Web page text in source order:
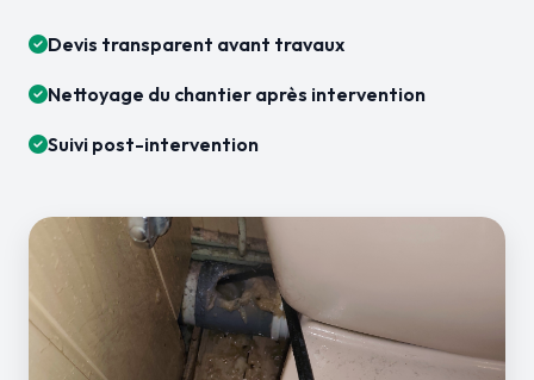
Devis transparent avant travaux
Nettoyage du chantier après intervention
Suivi post-intervention